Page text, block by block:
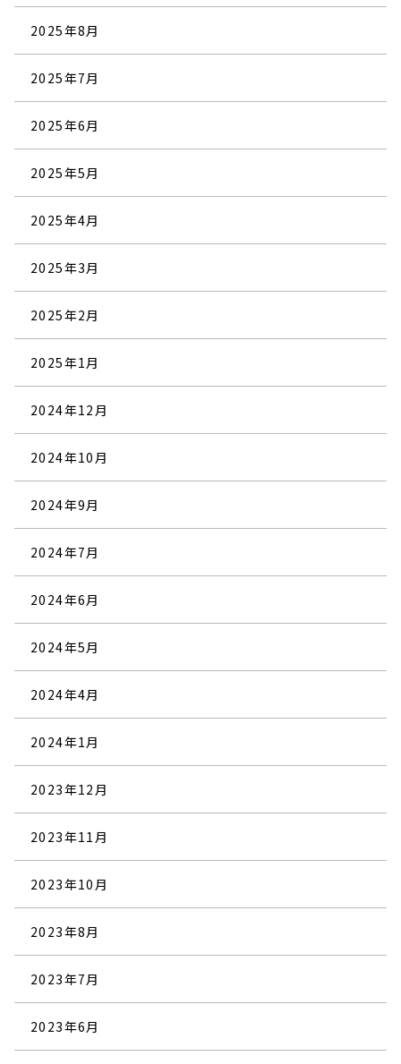
2025年8月
2025年7月
2025年6月
2025年5月
2025年4月
2025年3月
2025年2月
2025年1月
2024年12月
2024年10月
2024年9月
2024年7月
2024年6月
2024年5月
2024年4月
2024年1月
2023年12月
2023年11月
2023年10月
2023年8月
2023年7月
2023年6月